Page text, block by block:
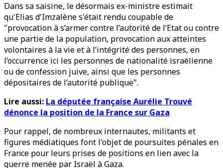
Dans sa saisine, le désormais ex-ministre estimait
qu'Elias d'Imzalène s'était rendu coupable de
"provocation à s’armer contre l’autorité de l’Etat ou contre
une partie de la population, provocation aux atteintes
volontaires à la vie et à l’intégrité des personnes, en
l’occurrence ici les personnes de nationalité israélienne
ou de confession juive, ainsi que les personnes
dépositaires de l’autorité publique".
Lire aussi: La députée française Aurélie Trouvé
dénonce la position de la France sur Gaza
Pour rappel, de nombreux internautes, militants et
figures médiatiques font l'objet de poursuites pénales en
France pour leurs prises de positions en lien avec la
guerre menée par Israël à Gaza.